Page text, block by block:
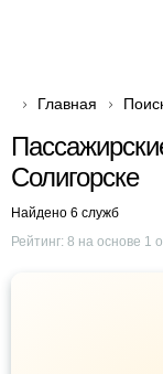
Главная
Солигорске
Найдено 6 служб
Рейтинг: 8 на основе 1